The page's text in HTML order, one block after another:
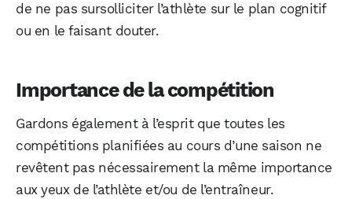
de ne pas sursolliciter l’athlète sur le plan cognitif
ou en le faisant douter.
Importance de la compétition
Gardons également à l’esprit que toutes les
compétitions planifiées au cours d’une saison ne
revêtent pas nécessairement la même importance
aux yeux de l’athlète et/ou de l’entraîneur.